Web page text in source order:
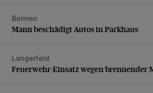
Mann beschädigt Autos in Parkhaus
Barmen
Mann beschädigt Autos in Parkhaus
Feuerwehr-Einsatz wegen brennender
Langerfeld
Feuerwehr-Einsatz wegen brennender